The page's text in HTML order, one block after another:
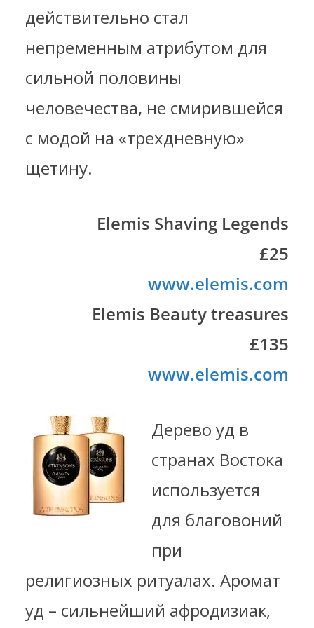
действительно стал
непременным атрибутом для
сильной половины
человечества, не смирившейся
с модой на «трехдневную»
щетину.
Elemis Shaving Legends
£25
www.elemis.com
Elemis Beauty treasures
£135
www.elemis.com
Дерево уд в
странах Востока
используется
для благовоний
при
религиозных ритуалах. Аромат
уд – сильнейший афродизиак,